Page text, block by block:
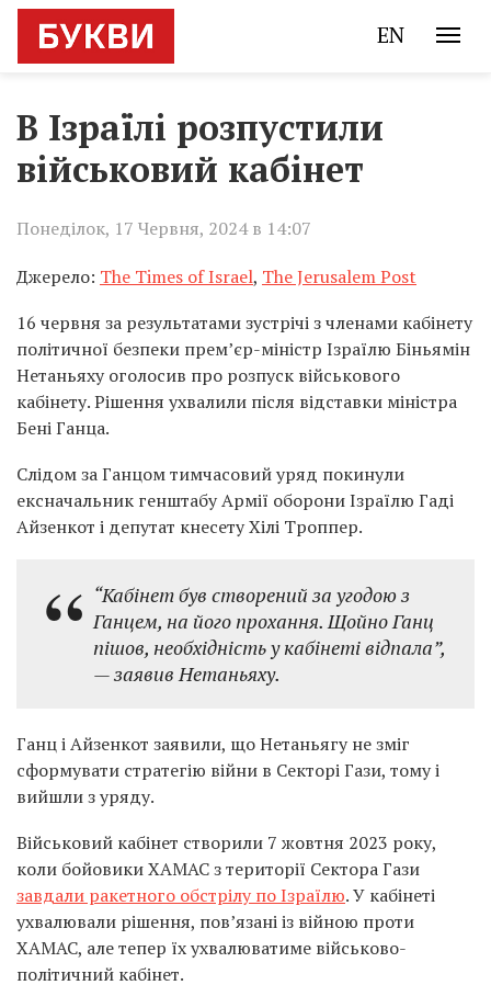
EN
В Ізраїлі розпустили
військовий кабінет
Понеділок, 17 Червня, 2024 в 14:07
Джерело: The Times of Israel, The Jerusalem Post
16 червня за результатами зустрічі з членами кабінету
політичної безпеки прем’єр-міністр Ізраїлю Біньямін
Нетаньяху оголосив про розпуск військового
кабінету. Рішення ухвалили після відставки міністра
Бені Ганца.
Слідом за Ганцом тимчасовий уряд покинули
ексначальник генштабу Армії оборони Ізраїлю Гаді
Айзенкот і депутат кнесету Хілі Троппер.
“Кабінет був створений за угодою з
Ганцем, на його прохання. Щойно Ганц
пішов, необхідність у кабінеті відпала”,
— заявив Нетаньяху.
Ганц і Айзенкот заявили, що Нетаньягу не зміг
сформувати стратегію війни в Секторі Гази, тому і
вийшли з уряду.
Військовий кабінет створили 7 жовтня 2023 року,
коли бойовики ХАМАС з території Сектора Гази
завдали ракетного обстрілу по Ізраїлю. У кабінеті
ухвалювали рішення, пов’язані із війною проти
ХАМАС, але тепер їх ухвалюватиме військово-
політичний кабінет.